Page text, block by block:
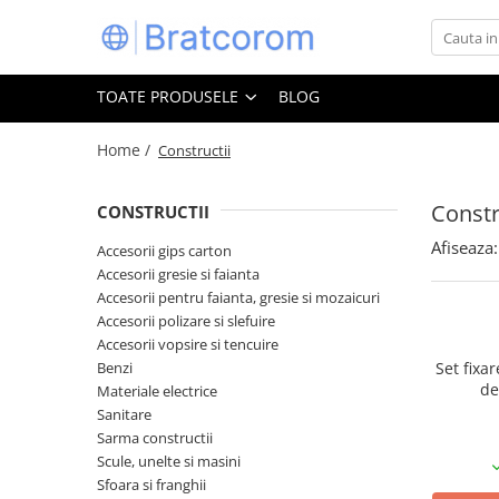
Toate Produsele
Articole animale
Adapatoare animale
Hrana pentru caini
Hrana pentru pisici
Produse igiena externa animale
Bucatarii de vara Tuozi
Articole ambalare
Articole bucatarie
Articole mobila
TOATE PRODUSELE BLOG
Home / Constructii
CONSTRUCTII
Accesorii gips carton
Accesorii gresie si faianta
Accesorii pentru faianta, gresie si mozaicuri
Accesorii polizare si slefuire
Accesorii vopsire si tencuire
Benzi
Materiale electrice
Sanitare
Sarma constructii
Scule, unelte si masini
Sfoara si franghii
Afiseaza:
Set